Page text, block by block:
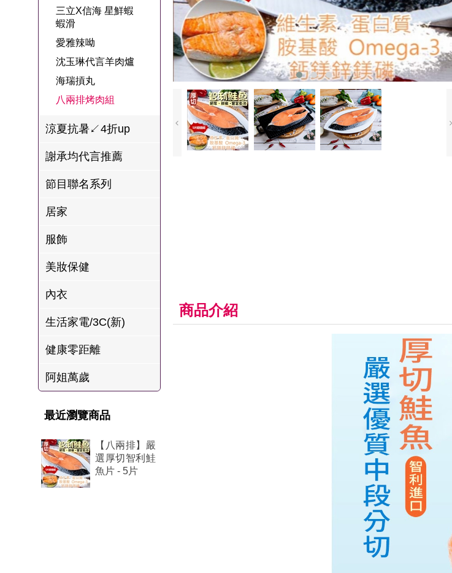
李大娘手工水
餃
三立X信海 星
鮮蝦蝦滑
肉爐
海瑞摃丸
八兩排烤肉組
金健康石墨烯
台塑生醫
三立X信海 星鮮蝦
蝦滑
愛雅辣呦
沈玉琳代言羊肉爐
海瑞摃丸
八兩排烤肉組
涼夏抗暑↙4折up
謝承均代言推薦
節目聯名系列
居家
服飾
美妝保健
內衣
生活家電/3C(新)
健康零距離
阿姐萬歲
最近瀏覽商品
【八兩排】嚴
選厚切智利鮭
魚片 - 5片
商品介紹